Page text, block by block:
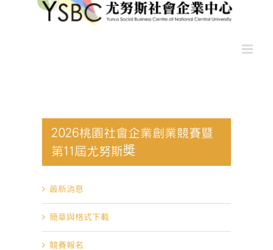
2026桃園社會企業創業競賽暨
第11屆尤努斯奬
最新消息
簡章與格式下載
競賽報名